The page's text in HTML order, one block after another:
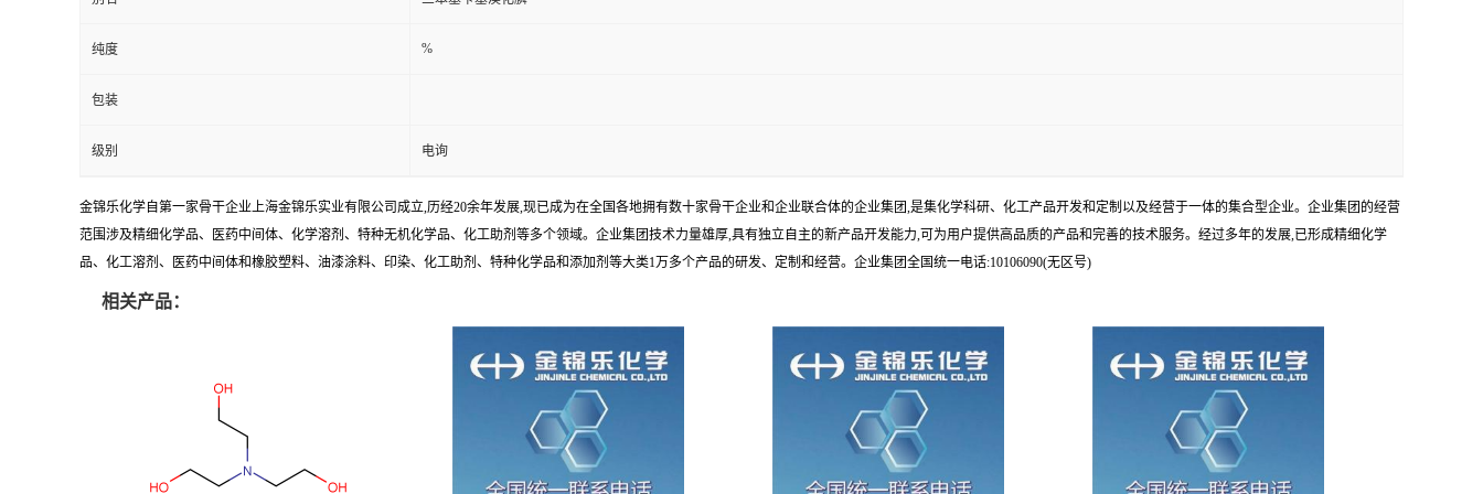
纯度 %
包装
级别 电询
金锦乐化学自第一家骨干企业上海金锦乐实业有限公司成立,历经20余年发展,现已成为在全国各地拥有数十家骨干企业和企业联合体的企业集团,是集化学科研、化工产品开发和定制以及经营于一体的集合型企业。企业集团的经营
范围涉及精细化学品、医药中间体、化学溶剂、特种无机化学品、化工助剂等多个领域。企业集团技术力量雄厚,具有独立自主的新产品开发能力,可为用户提供高品质的产品和完善的技术服务。经过多年的发展,已形成精细化学
品、化工溶剂、医药中间体和橡胶塑料、油漆涂料、印染、化工助剂、特种化学品和添加剂等大类1万多个产品的研发、定制和经营。企业集团全国统一电话:10106090(无区号)
相关产品：